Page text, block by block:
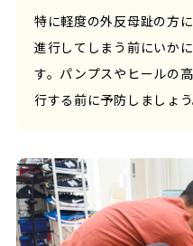
特に軽度の外反母趾の方
進行してしまう前にいか
す。パンプスやヒールの
行する前に予防しましょう